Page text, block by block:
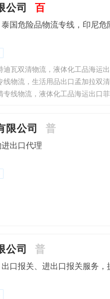
公司 百
国危险品物流专线，印尼危
瓦双清物流，液体化工品海运
物流，生活用品出口孟加拉双
线物流，液体化工品海运出口
限公司 普
出口代理
公司 普
口报关、进出口报关服务